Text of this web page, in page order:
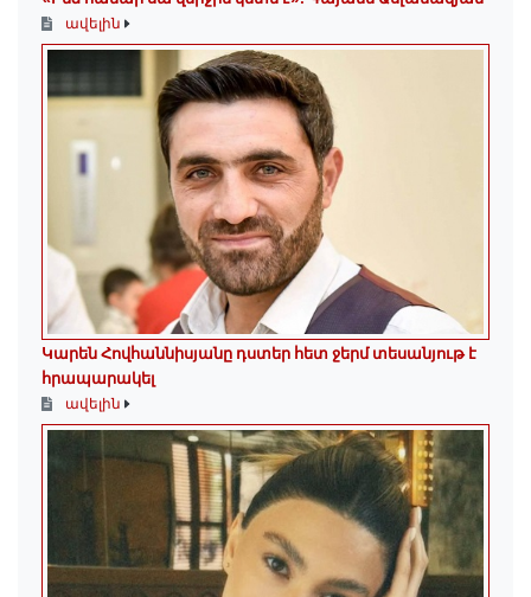
ավելին
Կարեն Հովհաննիսյանը դստեր հետ ջերմ տեսանյութ է
հրապարակել
ավելին